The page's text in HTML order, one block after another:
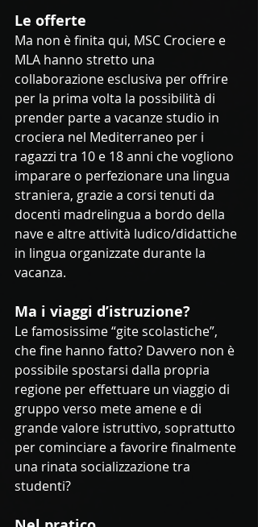
Le offerte
Ma non è finita qui, MSC Crociere e
MLA hanno stretto una
collaborazione esclusiva per offrire
per la prima volta la possibilità di
prender parte a vacanze studio in
crociera nel Mediterraneo per i
ragazzi tra 10 e 18 anni che vogliono
imparare o perfezionare una lingua
straniera, grazie a corsi tenuti da
docenti madrelingua a bordo della
nave e altre attività ludico/didattiche
in lingua organizzate durante la
vacanza.
Ma i viaggi d’istruzione?
Le famosissime “gite scolastiche”,
che fine hanno fatto? Davvero non è
possibile spostarsi dalla propria
regione per effettuare un viaggio di
gruppo verso mete amene e di
grande valore istruttivo, soprattutto
per cominciare a favorire finalmente
una rinata socializzazione tra
studenti?